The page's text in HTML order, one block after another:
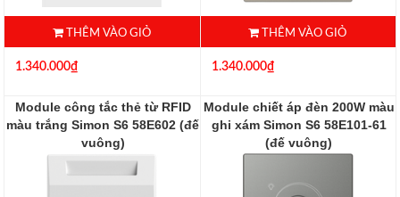
THÊM VÀO GIỎ
1.340.000₫
THÊM VÀO GIỎ
1.340.000₫
Module công tắc thẻ từ RFID
màu trắng Simon S6 58E602 (đế
vuông)
Module chiết áp đèn 200W màu
ghi xám Simon S6 58E101-61
(đế vuông)